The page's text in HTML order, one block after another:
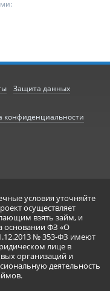
Защита данных
конфиденциальности
условия уточняйте
осуществляет
взять займ, и
основании ФЗ «О
№ 353-ФЗ имеют
лице в
организаций и
деятельность